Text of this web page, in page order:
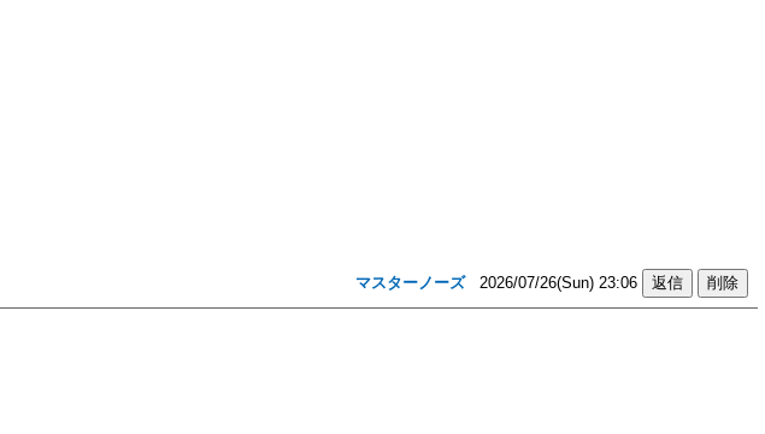
マスターノーズ2026/07/26(Sun) 23:06